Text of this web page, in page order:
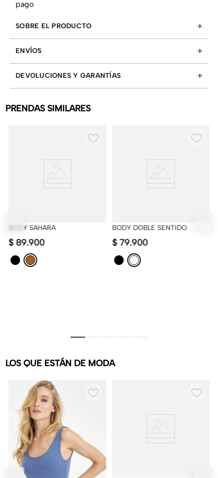
SOBRE EL PRODUCTO +
ENVÍOS +
DEVOLUCIONES Y GARANTÍAS +
PRENDAS SIMILARES
BODY SAHARA
$ 89.900
BODY DOBLE SENTIDO
$ 79.900
LOS QUE ESTÁN DE MODA